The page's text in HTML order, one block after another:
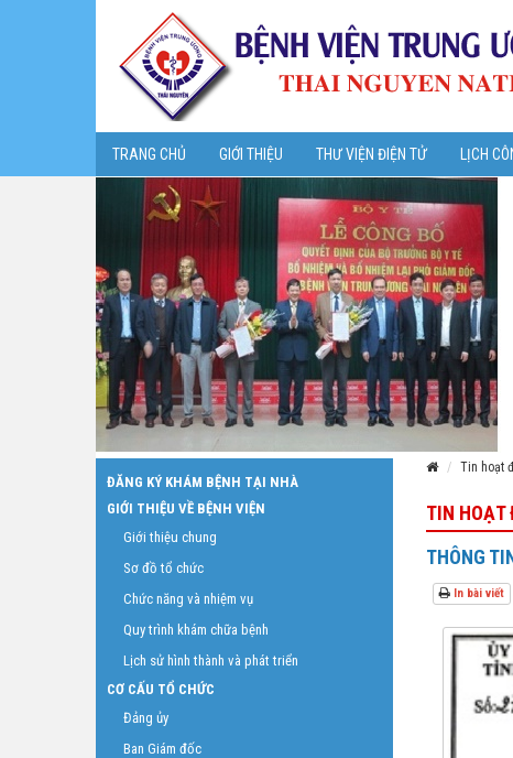
TRANG CHỦ GIỚI THIỆU THƯ VIỆN ĐIỆN TỬ LỊCH
Tin hoạt
TIN HOẠT
THÔNG
In bài viết
ĐĂNG KÝ KHÁM BỆNH TẠI NHÀ
GIỚI THIỆU VỀ BỆNH VIỆN
Giới thiệu chung
Sơ đồ tổ chức
Chức năng và nhiệm vụ
Quy trình khám chữa bệnh
Lịch sử hình thành và phát triển
CƠ CẤU TỔ CHỨC
Đảng ủy
Ban Giám đốc